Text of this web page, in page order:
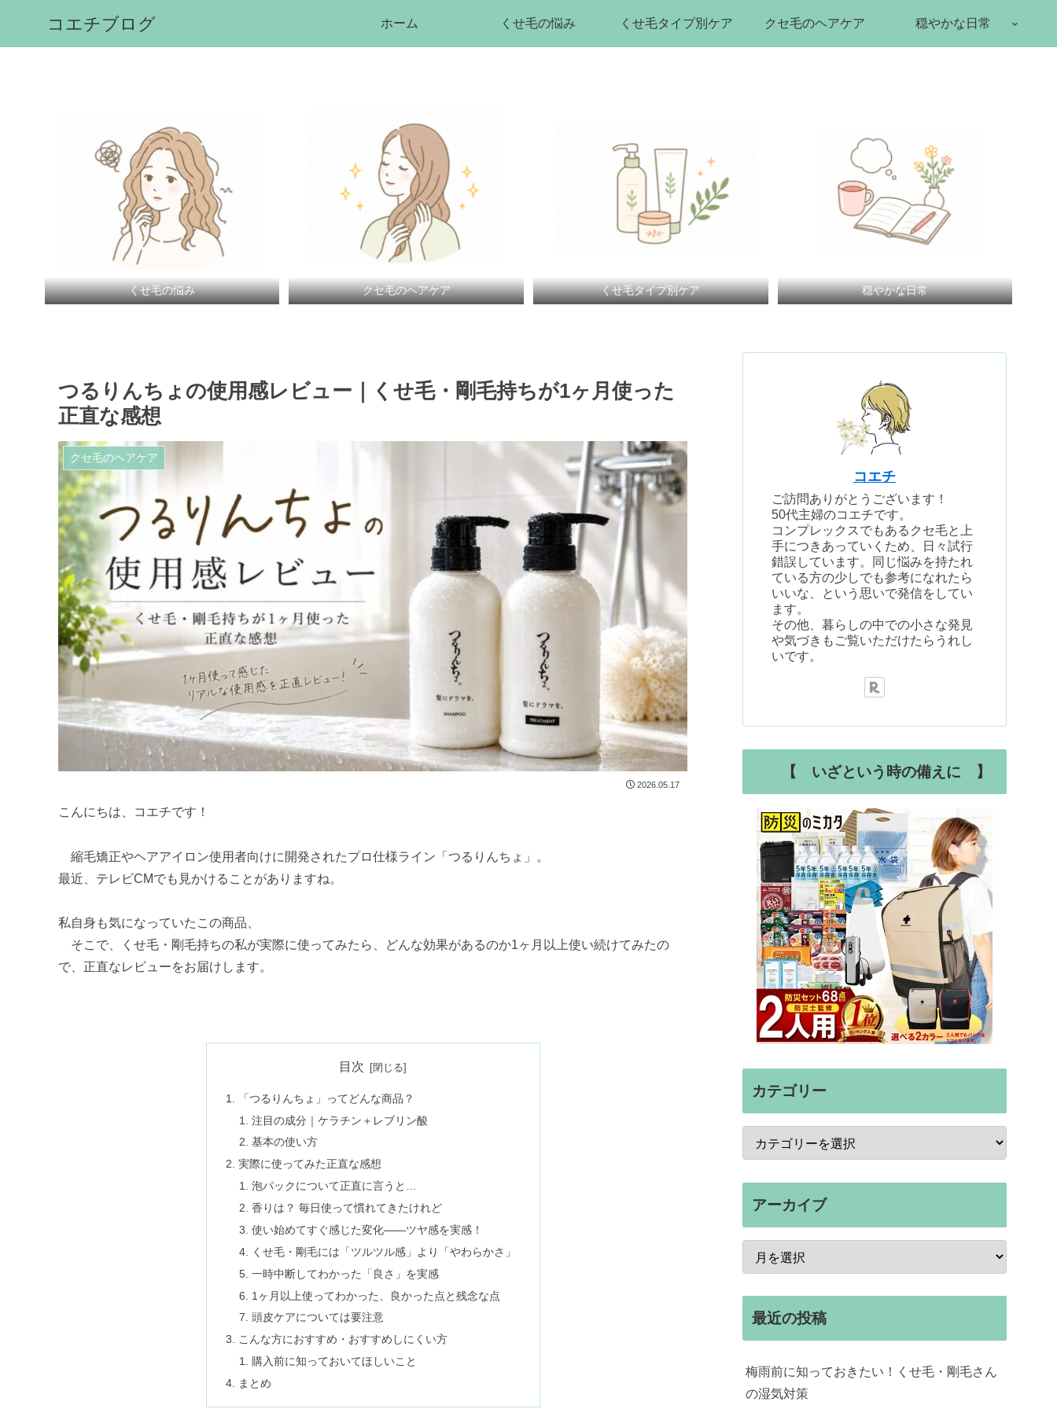
コエチブログ ホーム くせ毛の悩み くせ毛タイプ別ケア クセ毛のヘアケア 穏やかな日常
くせ毛の悩み クセ毛のヘアケア くせ毛タイプ別ケア 穏やかな日常
つるりんちょの使用感レビュー｜くせ毛・剛毛持ちが1ヶ月使った
正直な感想
クセ毛のヘアケア
2026.05.17
こんにちは、コエチです！
縮毛矯正やヘアアイロン使用者向けに開発されたプロ仕様ライン「つるりんちょ」。
最近、テレビCMでも見かけることがありますね。
私自身も気になっていたこの商品、
そこで、くせ毛・剛毛持ちの私が実際に使ってみたら、どんな効果があるのか1ヶ月以上使い続けてみたの
で、正直なレビューをお届けします。
目次
「つるりんちょ」ってどんな商品？
注目の成分｜ケラチン＋レブリン酸
基本の使い方
実際に使ってみた正直な感想
泡パックについて正直に言うと…
香りは？ 毎日使って慣れてきたけれど
使い始めてすぐ感じた変化――ツヤ感を実感！
くせ毛・剛毛には「ツルツル感」より「やわらかさ」
一時中断してわかった「良さ」を実感
1ヶ月以上使ってわかった、良かった点と残念な点
頭皮ケアについては要注意
こんな方におすすめ・おすすめしにくい方
購入前に知っておいてほしいこと
まとめ
コエチ
ご訪問ありがとうございます！
50代主婦のコエチです。
コンプレックスでもあるクセ毛と上
手につきあっていくため、日々試行
錯誤しています。同じ悩みを持たれ
ている方の少しでも参考になれたら
いいな、という思いで発信をしてい
ます。
その他、暮らしの中での小さな発見
や気づきもご覧いただけたらうれし
いです。
【 いざという時の備えに 】
カテゴリー
アーカイブ
最近の投稿
梅雨前に知っておきたい！くせ毛・剛毛さん
の湿気対策